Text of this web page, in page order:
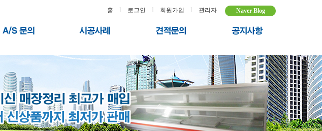
홈 로그인 회원가입 관리자 Naver Blog